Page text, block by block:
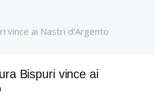
vince ai Nastri d'Argento
Bispuri vince ai